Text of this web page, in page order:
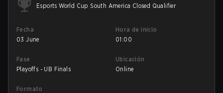
Esports World Cup South America Closed Qualifier
Fecha
03 June
Hora de inicio
01:00
Fase
Playoffs - UB Finals
Ubicación
Online
Formato